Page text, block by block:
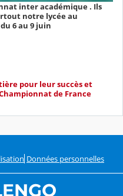
inter académique . Ils
notre lycée au
6 au 9 juin
pour leur succès et
de France
Données personnelles